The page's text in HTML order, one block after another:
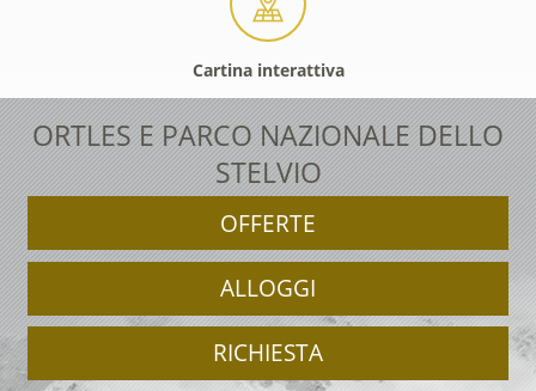
Cartina interattiva
ORTLES E PARCO NAZIONALE DELLO
STELVIO
OFFERTE
ALLOGGI
RICHIESTA